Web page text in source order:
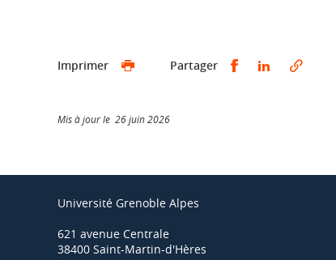
Imprimer Partager Partager sur
Partager
Mis à jour le 26 juin 2026
Université Grenoble Alpes
621 avenue Centrale
38400 Saint-Martin-d'Hères